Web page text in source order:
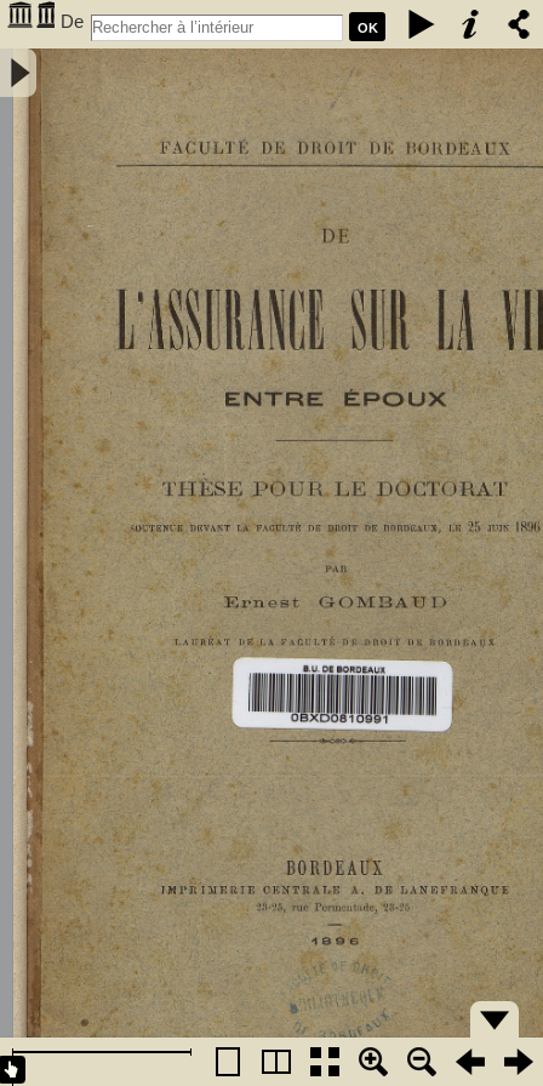
OK
De
l'assurance sur la vie entre époux - Gombaud, Ernest (1873-1923)